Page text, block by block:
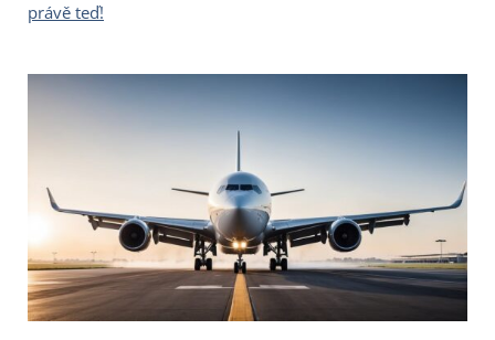
právě teď!